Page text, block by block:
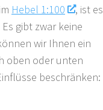
Hebel 1:100
, ist es
gibt zwar keine
wir Ihnen ein
oben oder unten
beschränken: